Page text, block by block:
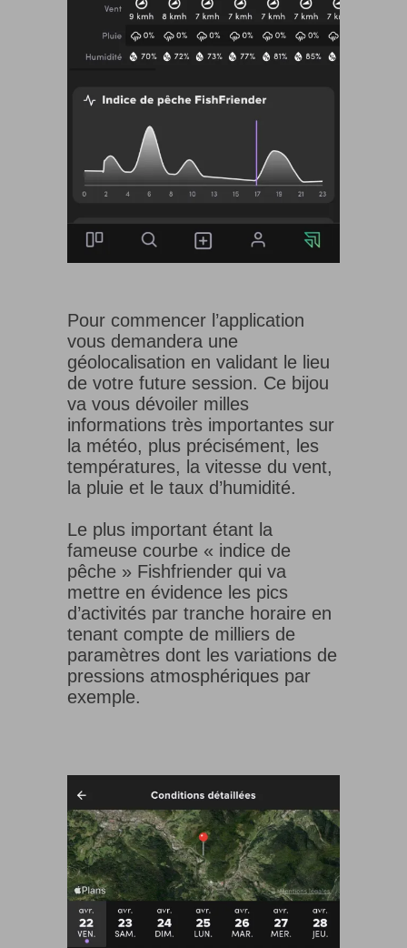
Pour commencer l’application
vous demandera une
géolocalisation en validant le lieu
de votre future session. Ce bijou
va vous dévoiler milles
informations très importantes sur
la météo, plus précisément, les
températures, la vitesse du vent,
la pluie et le taux d’humidité.
Le plus important étant la
fameuse courbe « indice de
pêche » Fishfriender qui va
mettre en évidence les pics
d’activités par tranche horaire en
tenant compte de milliers de
paramètres dont les variations de
pressions atmosphériques par
exemple.